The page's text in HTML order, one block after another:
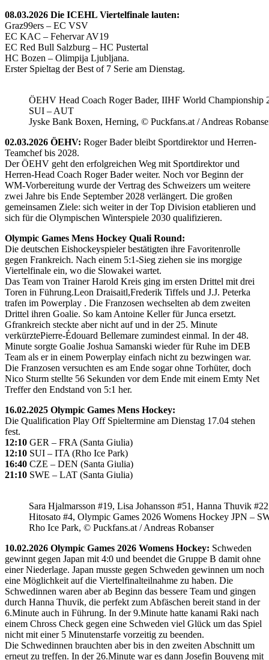
08.03.2026 Die ICEHL Viertelfinale lauten:
Graz99ers – EC VSV
EC KAC – Fehervar AV19
EC Red Bull Salzburg – HC Pustertal
HC Bozen – Olimpija Ljubljana.
Erster Spieltag der Best of 7 Serie am Dienstag.
ÖEHV Head Coach Roger Bader, IIHF World Championship
SUI – AUT
Jyske Bank Boxen, Herning, © Puckfans.at / Andreas
02.03.2026 ÖEHV: Roger Bader bleibt Sportdirektor und Herren-
Teamchef bis 2028.
Der ÖEHV geht den erfolgreichen Weg mit Sportdirektor und
Herren-Head Coach Roger Bader weiter. Noch vor Beginn der
WM-Vorbereitung wurde der Vertrag des Schweizers um weitere
zwei Jahre bis Ende September 2028 verlängert. Die großen
gemeinsamen Ziele: sich weiter in der Top Division etablieren und
sich für die Olympischen Winterspiele 2030 qualifizieren.
Olympic Games Mens Hockey Quali Round:
Die deutschen Eishockeyspieler bestätigten ihre Favoritenrolle
gegen Frankreich. Nach einem 5:1-Sieg ziehen sie ins morgige
Viertelfinale ein, wo die Slowakei wartet.
Das Team von Trainer Harold Kreis ging im ersten Drittel mit drei
Toren in Führung.Leon Draisaitl,Frederik Tiffels und J.J. Peterka
trafen im Powerplay . Die Franzosen wechselten ab dem zweiten
Drittel ihren Goalie. So kam Antoine Keller für Junca ersetzt.
Gfrankreich steckte aber nicht auf und in der 25. Minute
verkürztePierre-Édouard Bellemare zumindest einmal. In der 48.
Minute sorgte Goalie Joshua Samanski wieder für Ruhe im DEB
Team als er in einem Powerplay einfach nicht zu bezwingen war.
Die Franzosen versuchten es am Ende sogar ohne Torhüter, doch
Nico Sturm stellte 56 Sekunden vor dem Ende mit einem Emty Net
Treffer den Endstand von 5:1 her.
16.02.2025 Olympic Games Mens Hockey:
Die Qualification Play Off Spieltermine am Dienstag 17.04 stehen
fest.
12:10 GER – FRA (Santa Giulia)
12:10 SUI – ITA (Rho Ice Park)
16:40 CZE – DEN (Santa Giulia)
21:10 SWE – LAT (Santa Giulia)
Sara Hjalmarsson #19, Lisa Johansson #51, Hanna Thuvik
Hitosato #4, Olympic Games 2026 Womens Hockey JPN –
Rho Ice Park, © Puckfans.at / Andreas Robanser
10.02.2026 Olympic Games 2026 Womens Hockey: Schweden
gewinnt gegen Japan mit 4:0 und beendet die Gruppe B damit ohne
einer Niederlage. Japan musste gegen Schweden gewinnen um noch
eine Möglichkeit auf die Viertelfinalteilnahme zu haben. Die
Schwedinnen waren aber ab Beginn das bessere Team und gingen
durch Hanna Thuvik, die perfekt zum Abfäschen bereit stand in der
6.Minute auch in Führung. In der 9.Minute hatte kanami Raki nach
einem Chross Check gegen eine Schweden viel Glück um das Spiel
nicht mit einer 5 Minutenstarfe vorzeitig zu beenden.
Die Schwedinnen brauchten aber bis in den zweiten Abschnitt um
erneut zu treffen. In der 26.Minute war es dann Josefin Bouveng mit